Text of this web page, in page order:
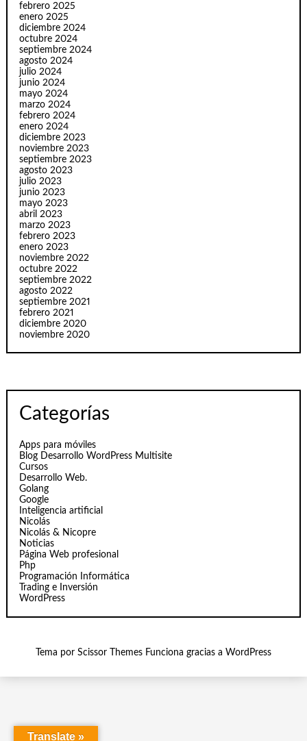
febrero 2025
enero 2025
diciembre 2024
octubre 2024
septiembre 2024
agosto 2024
julio 2024
junio 2024
mayo 2024
marzo 2024
febrero 2024
enero 2024
diciembre 2023
noviembre 2023
septiembre 2023
agosto 2023
julio 2023
junio 2023
mayo 2023
abril 2023
marzo 2023
febrero 2023
enero 2023
noviembre 2022
octubre 2022
septiembre 2022
agosto 2022
septiembre 2021
febrero 2021
diciembre 2020
noviembre 2020
Categorías
Apps para móviles
Blog Desarrollo WordPress Multisite
Cursos
Desarrollo Web.
Golang
Google
Inteligencia artificial
Nicolás
Nicolás & Nicopre
Noticias
Página Web profesional
Php
Programación Informática
Trading e Inversión
WordPress
Tema por Scissor Themes Funciona gracias a WordPress
Translate »